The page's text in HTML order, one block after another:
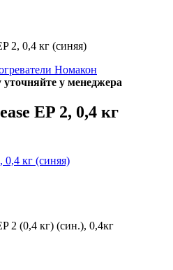
2, 0,4 кг (синяя)
Номакон
у менеджера
EP 2, 0,4 кг
2 (0,4 кг) (син.), 0,4кг